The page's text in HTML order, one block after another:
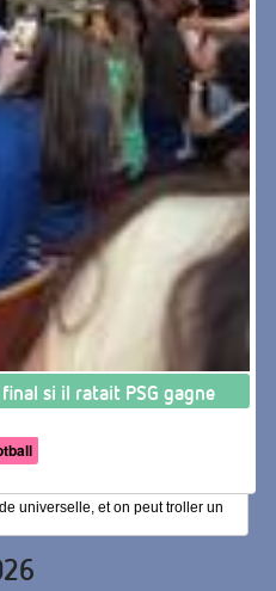
si il ratait PSG gagne
universelle, et on peut troller un